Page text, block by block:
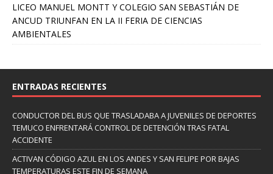
LICEO MANUEL MONTT Y COLEGIO SAN SEBASTIÁN DE
ANCUD TRIUNFAN EN LA II FERIA DE CIENCIAS
AMBIENTALES
ENTRADAS RECIENTES
CONDUCTOR DEL BUS QUE TRASLADABA A JUVENILES DE DEPORTES
TEMUCO ENFRENTARÁ CONTROL DE DETENCIÓN TRAS FATAL
ACCIDENTE
ACTIVAN CÓDIGO AZUL EN LOS ANDES Y SAN FELIPE POR BAJAS
TEMPERATURAS ESTE FIN DE SEMANA